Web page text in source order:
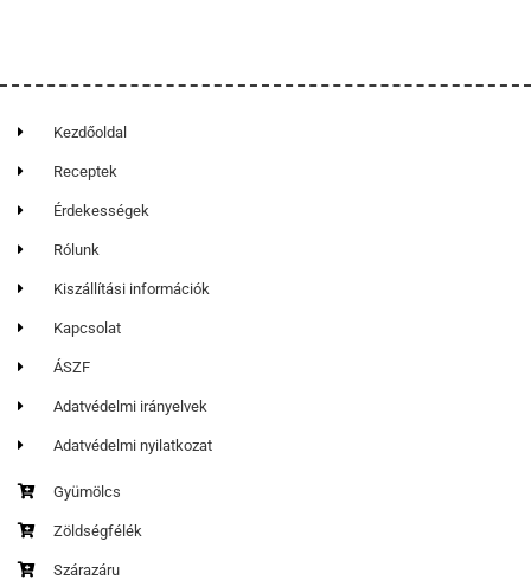
Kezdőoldal
Receptek
Érdekességek
Rólunk
Kiszállítási információk
Kapcsolat
ÁSZF
Adatvédelmi irányelvek
Adatvédelmi nyilatkozat
Gyümölcs
Zöldségfélék
Szárazáru